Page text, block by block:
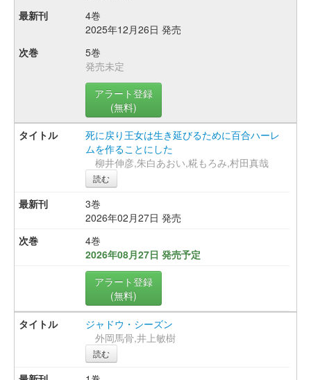
4巻
2025年12月26日 発売
5巻
発売未定
アラート登録
(無料)
死に戻り王女は生き延びるために百合ハーレ
ムを作ることにした
柳井伸彦,朱白あおい,糀もろみ,村田真哉
読む
3巻
2026年02月27日 発売
4巻
2026年08月27日 発売予定
アラート登録
(無料)
ジャドウ・シーズン
外岡馬骨,井上敏樹
読む